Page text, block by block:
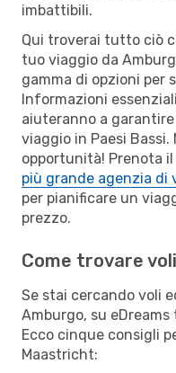
imbattibili.
Qui troverai tutto ciò
tuo viaggio da
gamma di opzioni per
Informazioni
aiuteranno a
viaggio in Paesi
opportunità! Prenota
più grande agenzia di
per pianificare un
prezzo.
Come trovare
Se stai cercando voli
Amburgo, su
Ecco cinque consigli
Maastricht: